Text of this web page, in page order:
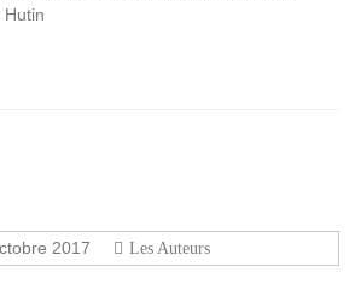
Hutin
2017 Les Auteurs